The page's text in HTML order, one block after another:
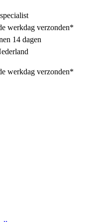
werkdag verzonden*
14 dagen
werkdag verzonden*